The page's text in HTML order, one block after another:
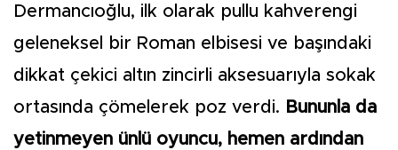
Dermancıoğlu, ilk olarak pullu kahverengi
geleneksel bir Roman elbisesi ve başındaki
dikkat çekici altın zincirli aksesuarıyla sokak
ortasında çömelerek poz verdi. Bununla da
yetinmeyen ünlü oyuncu, hemen ardından